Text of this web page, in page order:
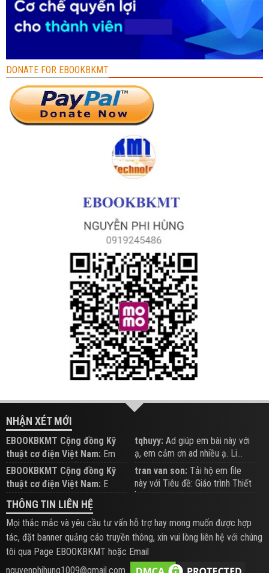
DONATE FOR EBOOKBKMT
NHẬN XÉT MỚI
EBOOKBKMT Cộng đồng Kỹ
thuật cơ điện Việt Nam: Em
đăng trên Group hỗ trợ nhé
tqhuyy: Ad giúp em bài này với
ạ, em cảm ơn ad nhiều ạ. Li...
EBOOKBKMT Cộng đồng Kỹ
thuật cơ điện Việt Nam: E
xem hỗ trợ trên Group
tran van son: Tải hộ em file
này với Tiêu đề: Giáo trình Thiết
b...
THÔNG TIN LIÊN HỆ
Mọi thắc mắc và yêu cầu tư vấn hỗ trợ hay mong muốn được hợp
tác, đặt banner quảng cáo truyền thông, xin vui lòng liên hệ với chúng
tôi qua Page EBOOKBKMT hoặc Email
nguyenphihung1009@gmail.com